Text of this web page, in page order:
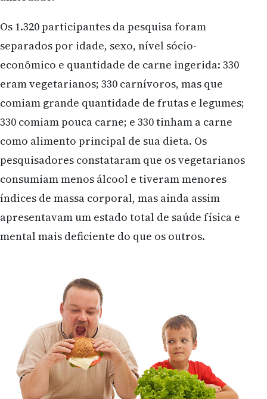
Os 1.320 participantes da pesquisa foram
separados por idade, sexo, nível sócio-
econômico e quantidade de carne ingerida: 330
eram vegetarianos; 330 carnívoros, mas que
comiam grande quantidade de frutas e legumes;
330 comiam pouca carne; e 330 tinham a carne
como alimento principal de sua dieta. Os
pesquisadores constataram que os vegetarianos
consumiam menos álcool e tiveram menores
índices de massa corporal, mas ainda assim
apresentavam um estado total de saúde física e
mental mais deficiente do que os outros.